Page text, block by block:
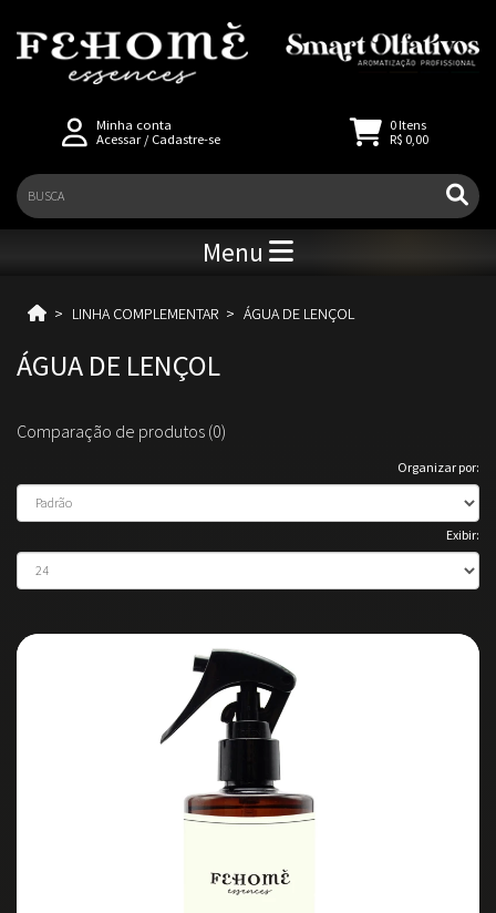
Minha conta
Acessar/ Cadastre-se
0Itens
R$ 0,00
Menu
LINHA COMPLEMENTAR ÁGUA DE LENÇOL
ÁGUA DE LENÇOL
Comparação de produtos (0)
Organizar por:
Exibir: